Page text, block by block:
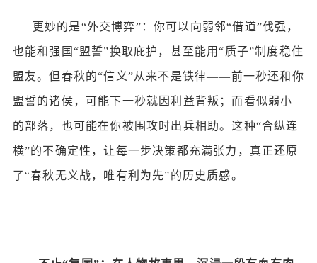
更妙的是“外交博弈”：你可以向弱邻“借道”伐强，
也能和强国“盟誓”换取庇护，甚至能用“质子”制度稳住
盟友。但春秋的“信义”从来不是铁律——前一秒还和你
盟誓的诸侯，可能下一秒就因利益背叛；而看似弱小
的部落，也可能在你被围攻时出兵相助。这种“合纵连
横”的不确定性，让每一步决策都充满张力，真正还原
了“春秋无义战，唯有利为先”的历史质感。